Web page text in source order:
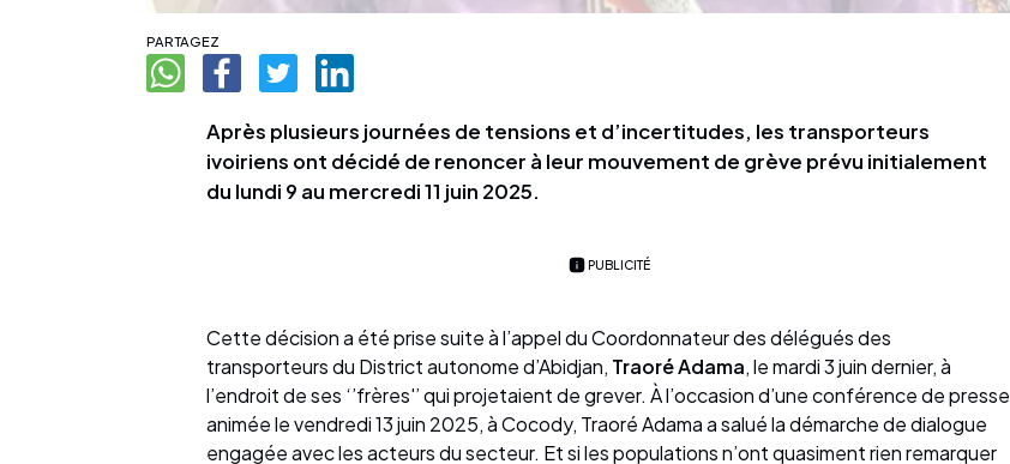
PARTAGEZ
Après plusieurs journées de tensions et d’incertitudes, les transporteurs
ivoiriens ont décidé de renoncer à leur mouvement de grève prévu initialement
du lundi 9 au mercredi 11 juin 2025.
PUBLICITÉ
Cette décision a été prise suite à l’appel du Coordonnateur des délégués des
transporteurs du District autonome d’Abidjan, Traoré Adama, le mardi 3 juin dernier, à
l’endroit de ses ‘’frères'’ qui projetaient de grever. À l’occasion d’une conférence de presse
animée le vendredi 13 juin 2025, à Cocody, Traoré Adama a salué la démarche de dialogue
engagée avec les acteurs du secteur. Et si les populations n’ont quasiment rien remarquer